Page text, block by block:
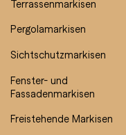
Terrassenmarkisen
Pergolamarkisen
Sichtschutzmarkisen
Fenster- und
Fassadenmarkisen
Freistehende Markisen